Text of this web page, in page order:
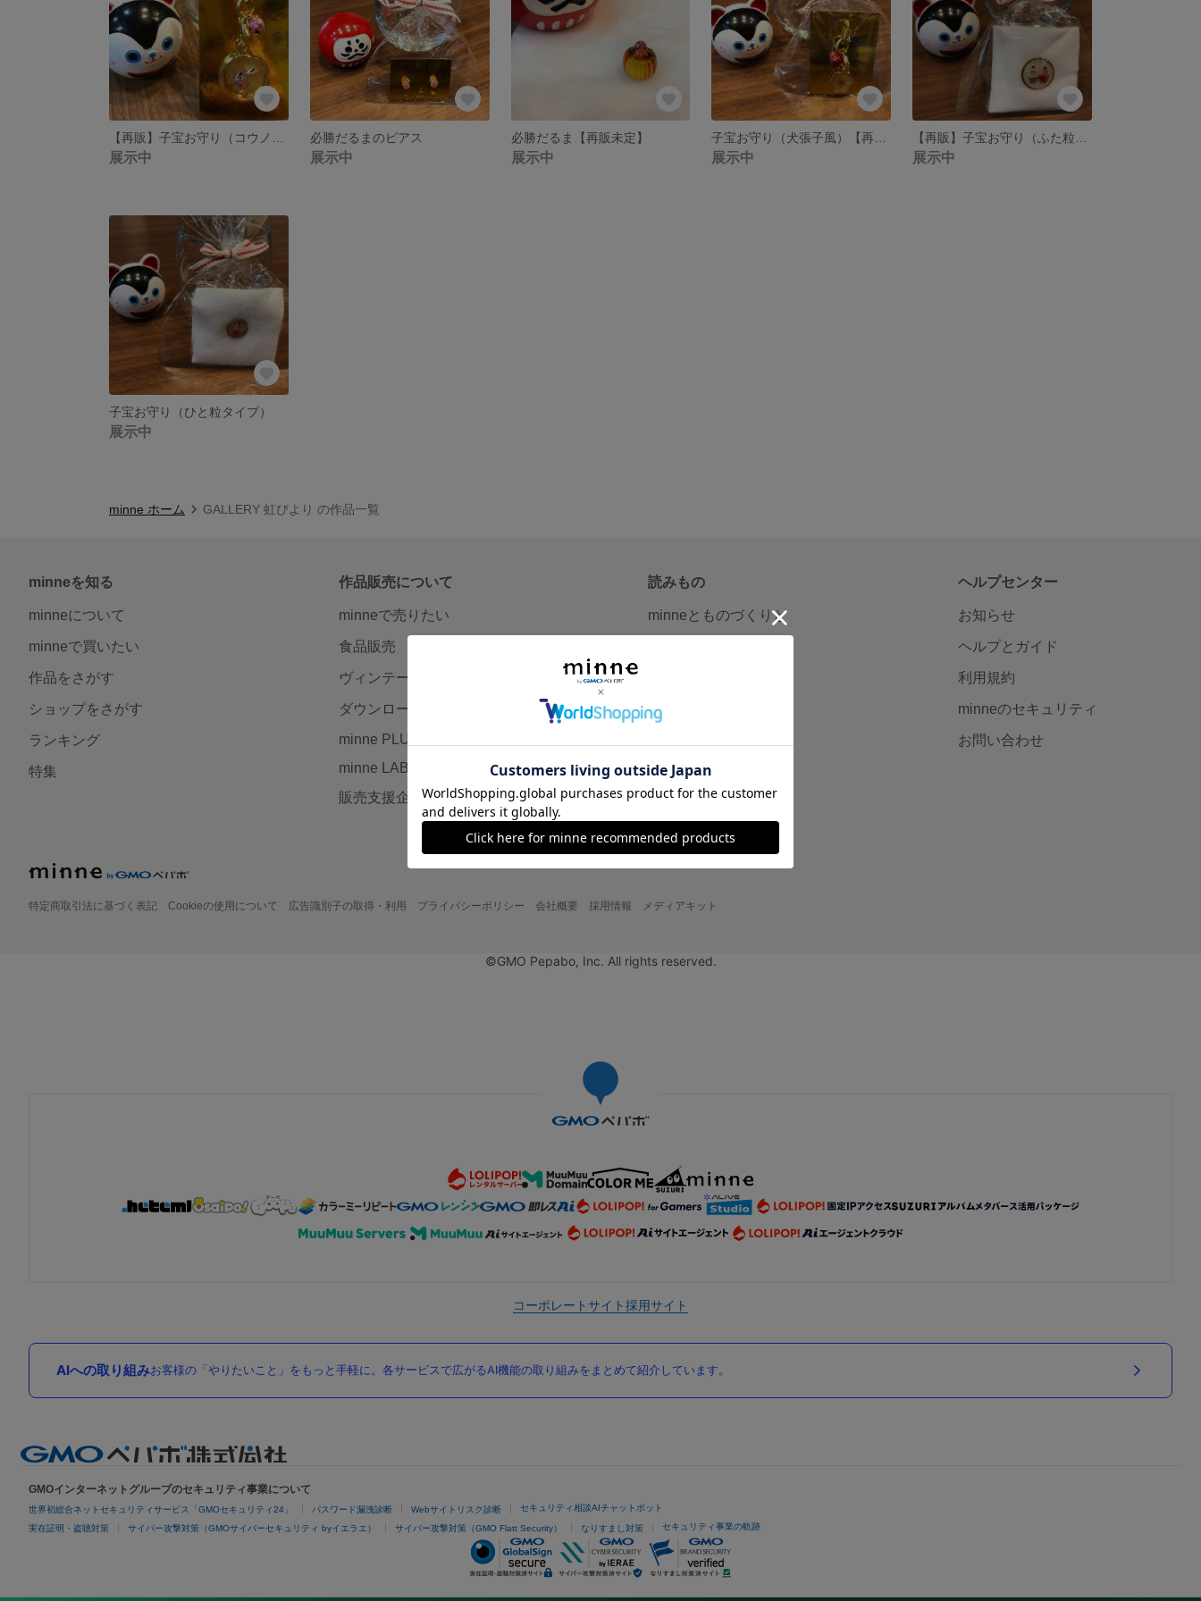
展示中
必勝だるまのピアス
展示中
必勝だるま【再販未定】
展示中 展示中 展示中
子宝お守り（ひと粒タイプ）
展示中
minne ホーム GALLERY 虹びより の作品一覧
minneを知る
minneについて
minneで買いたい
作品をさがす
ショップをさがす
ランキング
特集
作品販売について
minneで売りたい
食品販売
ヴィンテージ販売
ダウンロード販売
minne PLUS
minne LAB
販売支援企画・イベント
読みもの
minneとものづくりと
minneの本
広告出稿について
ヘルプセンター
お知らせ
ヘルプとガイド
利用規約
minneのセキュリティ
お問い合わせ
特定商取引法に基づく表記 Cookieの使用について 広告識別子の取得・利用 プライバシーポリシー 会社概要 採用情報 メディアキット
©GMO Pepabo, Inc. All rights reserved.
コーポレートサイト採用サイト
AIへの取り組みお客様の「やりたいこと」をもっと手軽に。各サービスで広がるAI機能の取り組みをまとめて紹介しています。
GMOインターネットグループのセキュリティ事業について
世界初総合ネットセキュリティサービス「GMOセキュリティ24」 パスワード漏洩診断 Webサイトリスク診断 セキュリティ相談AIチャットボット
実在証明・盗聴対策 サイバー攻撃対策（GMOサイバーセキュリティ byイエラエ） サイバー攻撃対策（GMO Flatt Security） なりすまし対策 セキュリティ事業の軌跡